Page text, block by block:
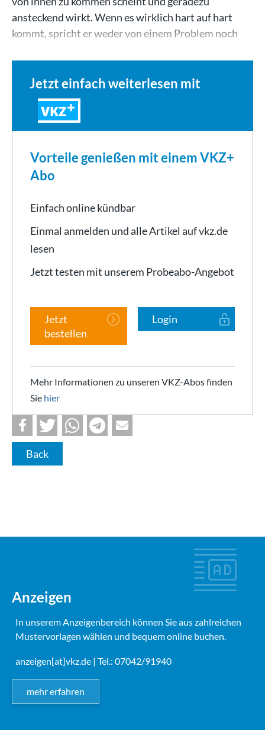
ansteckend wirkt. Wenn es wirklich hart auf hart
kommt, spricht er weder von einem Problem noch
Jetzt einfach weiterlesen mit
VKZ
Vorteile genießen mit einem VKZ+
Abo
Einfach online kündbar
Einmal anmelden und alle Artikel auf vkz.de
lesen
Jetzt testen mit unserem Probeabo-Angebot
Jetzt
bestellen
Login
Mehr Informationen zu unseren VKZ-Abos finden
Sie hier
Back
Anzeigen
In unserem Anzeigenbereich können Sie aus zahlreichen
Mustervorlagen wählen und bequem online buchen.
anzeigen[at]vkz.de | Tel.: 07042/91940
mehr erfahren